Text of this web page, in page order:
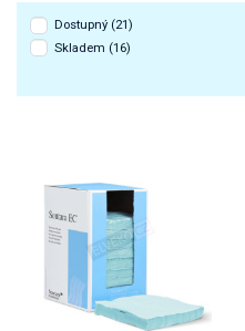
Dostupný (21)
Skladem (16)